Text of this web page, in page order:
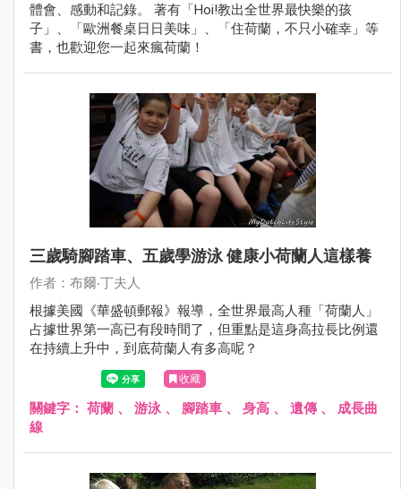
體會、感動和記錄。 著有「Hoi!教出全世界最快樂的孩
子」、「歐洲餐桌日日美味」、「住荷蘭，不只小確幸」等
書，也歡迎您一起來瘋荷蘭！
三歲騎腳踏車、五歲學游泳 健康小荷蘭人這樣養
作者：布爾‧丁夫人
根據美國《華盛頓郵報》報導，全世界最高人種「荷蘭人」
占據世界第一高已有段時間了，但重點是這身高拉長比例還
在持續上升中，到底荷蘭人有多高呢？
收藏
關鍵字： 荷蘭 、 游泳 、 腳踏車 、 身高 、 遺傳、 成長曲
線